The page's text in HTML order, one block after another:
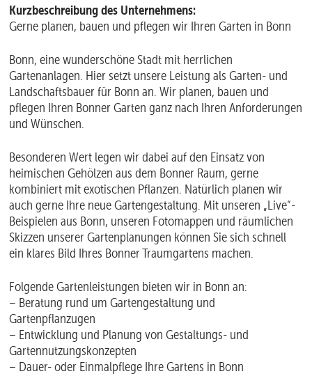
Kurzbeschreibung des Unternehmens:
Gerne planen, bauen und pflegen wir Ihren Garten in Bonn
Bonn, eine wunderschöne Stadt mit herrlichen
Gartenanlagen. Hier setzt unsere Leistung als Garten- und
Landschaftsbauer für Bonn an. Wir planen, bauen und
pflegen Ihren Bonner Garten ganz nach Ihren Anforderungen
und Wünschen.
Besonderen Wert legen wir dabei auf den Einsatz von
heimischen Gehölzen aus dem Bonner Raum, gerne
kombiniert mit exotischen Pflanzen. Natürlich planen wir
auch gerne Ihre neue Gartengestaltung. Mit unseren „Live“-
Beispielen aus Bonn, unseren Fotomappen und räumlichen
Skizzen unserer Gartenplanungen können Sie sich schnell
ein klares Bild Ihres Bonner Traumgartens machen.
Folgende Gartenleistungen bieten wir in Bonn an:
– Beratung rund um Gartengestaltung und
Gartenpflanzugen
– Entwicklung und Planung von Gestaltungs- und
Gartennutzungskonzepten
– Dauer- oder Einmalpflege Ihre Gartens in Bonn